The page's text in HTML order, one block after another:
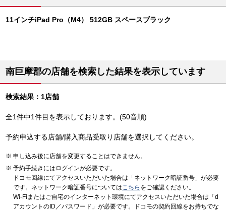
11インチiPad Pro（M4） 512GB スペースブラック
南巨摩郡の店舗を検索した結果を表示しています
検索結果：1店舗
全1件中1件目を表示しております。(50音順)
予約申込する店舗/購入商品受取り店舗を選択してください。
申し込み後に店舗を変更することはできません。
予約手続きにはログインが必要です。
ドコモ回線にてアクセスいただいた場合は「ネットワーク暗証番号」が必要
です。ネットワーク暗証番号についてはこちら をご確認ください。
Wi-Fiまたはご自宅のインターネット環境にてアクセスいただいた場合は「d
アカウントのID／パスワード」が必要です。ドコモの契約回線をお持ちでな